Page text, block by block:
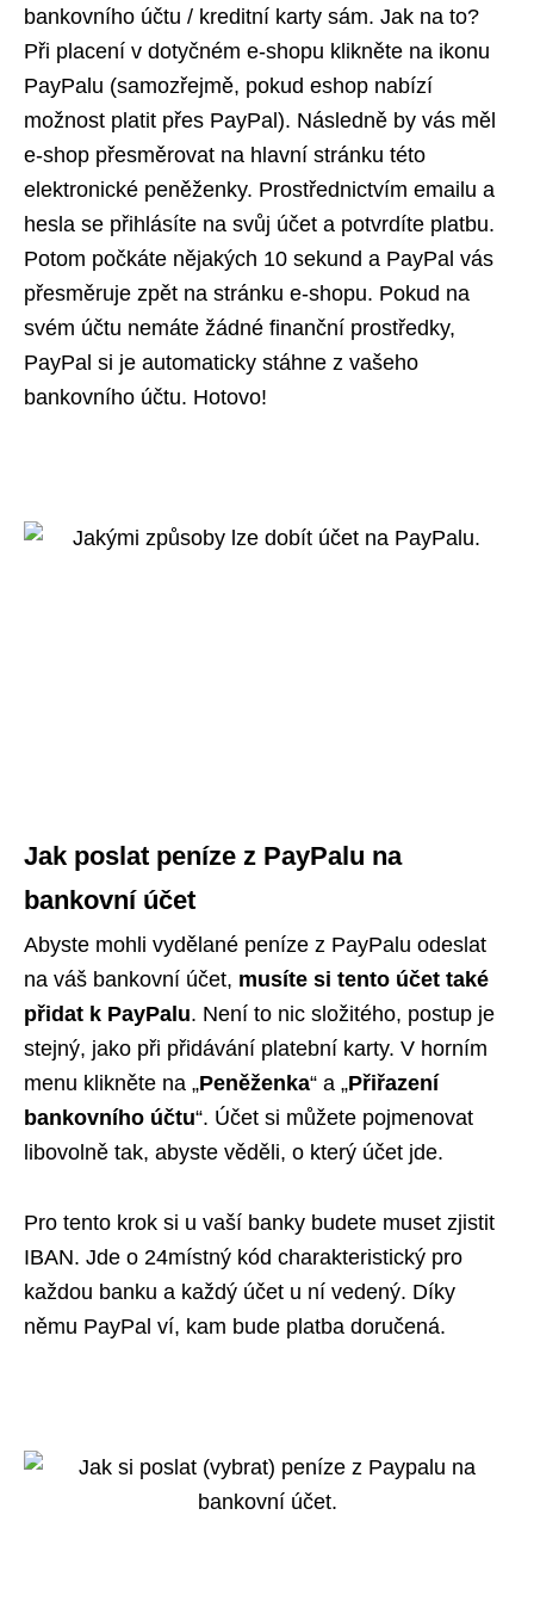
bankovního účtu / kreditní karty sám. Jak na to?
Při placení v dotyčném e-shopu klikněte na ikonu
PayPalu (samozřejmě, pokud eshop nabízí
možnost platit přes PayPal). Následně by vás měl
e-shop přesměrovat na hlavní stránku této
elektronické peněženky. Prostřednictvím emailu a
hesla se přihlásíte na svůj účet a potvrdíte platbu.
Potom počkáte nějakých 10 sekund a PayPal vás
přesměruje zpět na stránku e-shopu. Pokud na
svém účtu nemáte žádné finanční prostředky,
PayPal si je automaticky stáhne z vašeho
bankovního účtu. Hotovo!
Jak poslat peníze z PayPalu na
bankovní účet
Abyste mohli vydělané peníze z PayPalu odeslat
na váš bankovní účet, musíte si tento účet také
přidat k PayPalu. Není to nic složitého, postup je
stejný, jako při přidávání platební karty. V horním
menu klikněte na „Peněženka“ a „Přiřazení
bankovního účtu“. Účet si můžete pojmenovat
libovolně tak, abyste věděli, o který účet jde.
Pro tento krok si u vaší banky budete muset zjistit
IBAN. Jde o 24místný kód charakteristický pro
každou banku a každý účet u ní vedený. Díky
němu PayPal ví, kam bude platba doručená.